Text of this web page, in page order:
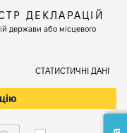
ДЕКЛАРАЦІЙ
держави або місцевого
СТАТИСТИЧНІ ДАНІ